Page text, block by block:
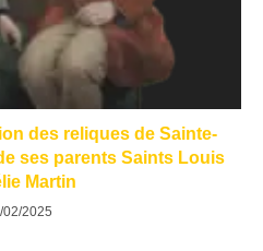
des reliques de Sainte-
ses parents Saints Louis
Martin
02/2025